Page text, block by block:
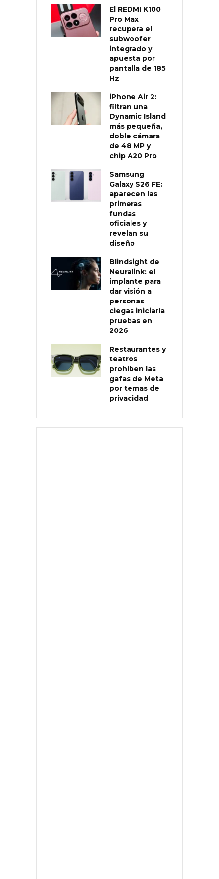
El REDMI K100
Pro Max
recupera el
subwoofer
integrado y
apuesta por
pantalla de 185
Hz
iPhone Air 2:
filtran una
Dynamic Island
más pequeña,
doble cámara
de 48 MP y
chip A20 Pro
Samsung
Galaxy S26 FE:
aparecen las
primeras
fundas
oficiales y
revelan su
diseño
Blindsight de
Neuralink: el
implante para
dar visión a
personas
ciegas iniciaría
pruebas en
2026
Restaurantes y
teatros
prohíben las
gafas de Meta
por temas de
privacidad